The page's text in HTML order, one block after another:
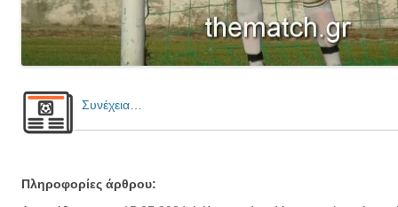
Συνέχεια…
Πληροφορίες άρθρου: